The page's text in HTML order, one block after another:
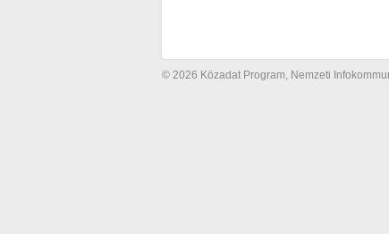
© 2026 Közadat Program, Nemzeti